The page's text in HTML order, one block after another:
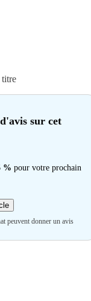
titre
sur cet
% pour votre prochain
peuvent donner un avis